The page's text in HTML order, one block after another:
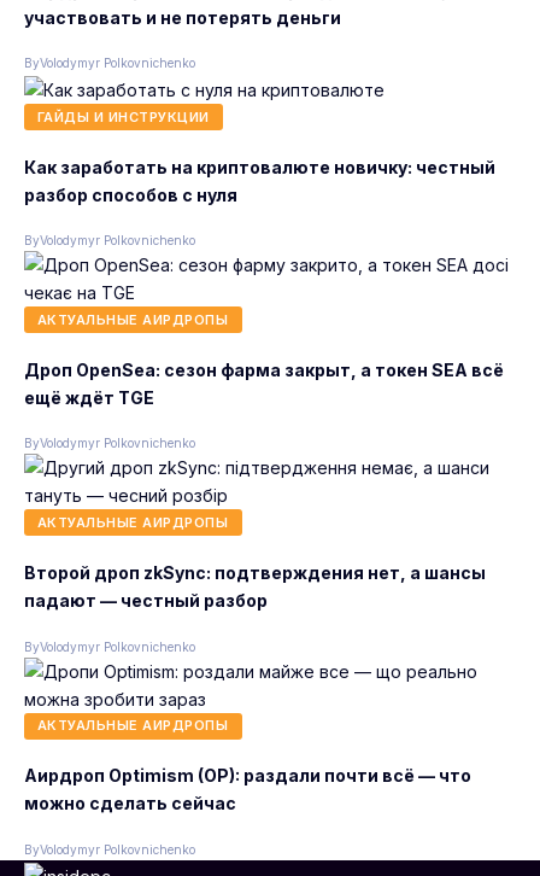
участвовать и не потерять деньги
ByVolodymyr Polkovnichenko
ГАЙДЫ И ИНСТРУКЦИИ
Как заработать на криптовалюте новичку: честный
разбор способов с нуля
ByVolodymyr Polkovnichenko
АКТУАЛЬНЫЕ АИРДРОПЫ
Дроп OpenSea: сезон фарма закрыт, а токен SEA всё
ещё ждёт TGE
ByVolodymyr Polkovnichenko
АКТУАЛЬНЫЕ АИРДРОПЫ
Второй дроп zkSync: подтверждения нет, а шансы
падают — честный разбор
ByVolodymyr Polkovnichenko
АКТУАЛЬНЫЕ АИРДРОПЫ
Аирдроп Optimism (OP): раздали почти всё — что
можно сделать сейчас
ByVolodymyr Polkovnichenko